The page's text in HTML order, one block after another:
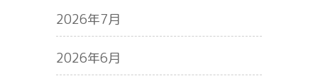
2026年7月
2026年6月